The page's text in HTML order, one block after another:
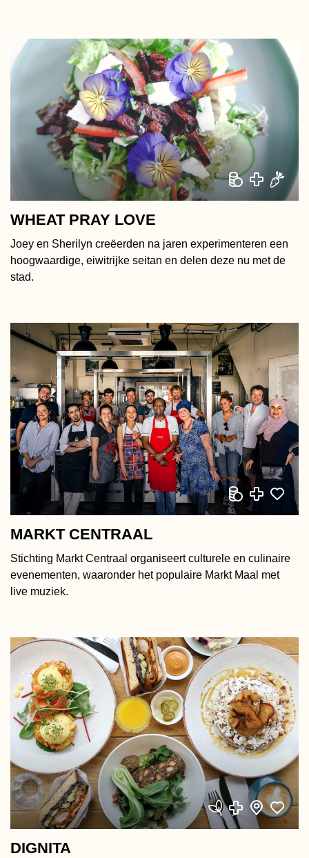
WHEAT PRAY LOVE
Joey en Sherilyn creëerden na jaren experimenteren een
hoogwaardige, eiwitrijke seitan en delen deze nu met de
stad.
MARKT CENTRAAL
Stichting Markt Centraal organiseert culturele en culinaire
evenementen, waaronder het populaire Markt Maal met
live muziek.
DIGNITA